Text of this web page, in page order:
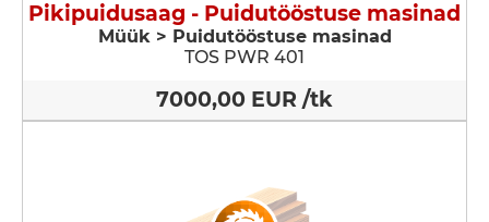
Pikipuidusaag - Puidutööstuse masinad
Müük > Puidutööstuse masinad
TOS PWR 401
7000,00 EUR /tk